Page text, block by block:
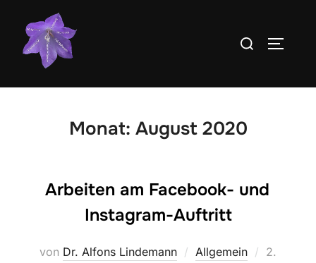
Inhalt
springen
Suchen
Monat: August 2020
Arbeiten am Facebook- und
Instagram-Auftritt
von Dr. Alfons Lindemann Allgemein
2.